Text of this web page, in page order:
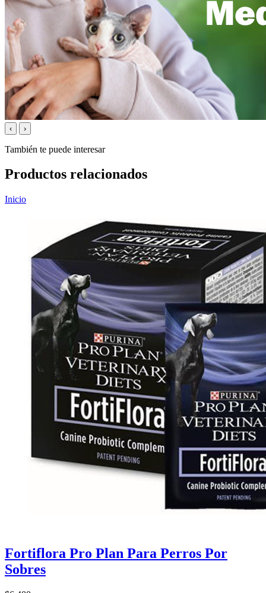
‹ ›
También te puede interesar
Productos relacionados
Inicio
Fortiflora Pro Plan Para Perros Por
Sobres